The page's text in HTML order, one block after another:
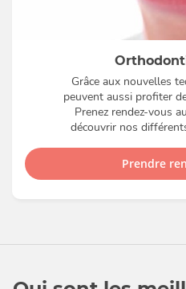
Grâce aux nouvelles
peuvent aussi profiter
Prenez rendez-vous
découvrir nos
Prendre